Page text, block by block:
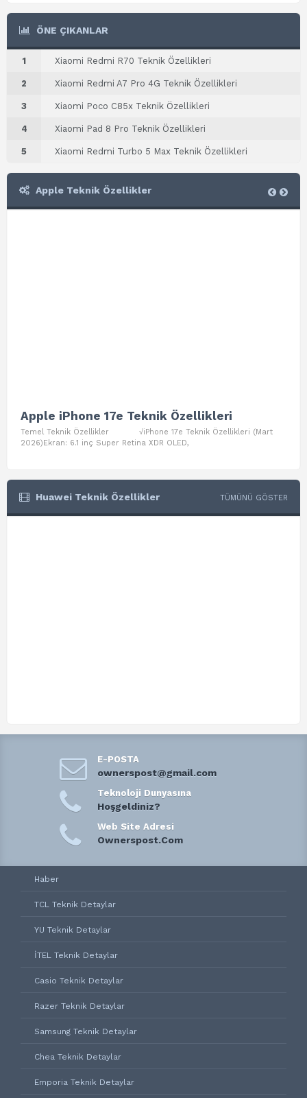
ÖNE ÇIKANLAR
1 Xiaomi Redmi R70 Teknik Özellikleri
2 Xiaomi Redmi A7 Pro 4G Teknik Özellikleri
3 Xiaomi Poco C85x Teknik Özellikleri
4 Xiaomi Pad 8 Pro Teknik Özellikleri
5 Xiaomi Redmi Turbo 5 Max Teknik Özellikleri
Apple Teknik Özellikler
Apple iPhone 17e Teknik Özellikleri
Temel Teknik Özellikler √iPhone 17e Teknik Özellikleri (Mart
2026)Ekran: 6.1 inç Super Retina XDR OLED,
Huawei Teknik Özellikler TÜMÜNÜ GÖSTER
E-POSTA
ownerspost@gmail.com
Teknoloji Dunyasına
Hoşgeldiniz?
Web Site Adresi
Ownerspost.Com
Haber
TCL Teknik Detaylar
YU Teknik Detaylar
İTEL Teknik Detaylar
Casio Teknik Detaylar
Razer Teknik Detaylar
Samsung Teknik Detaylar
Chea Teknik Detaylar
Emporia Teknik Detaylar